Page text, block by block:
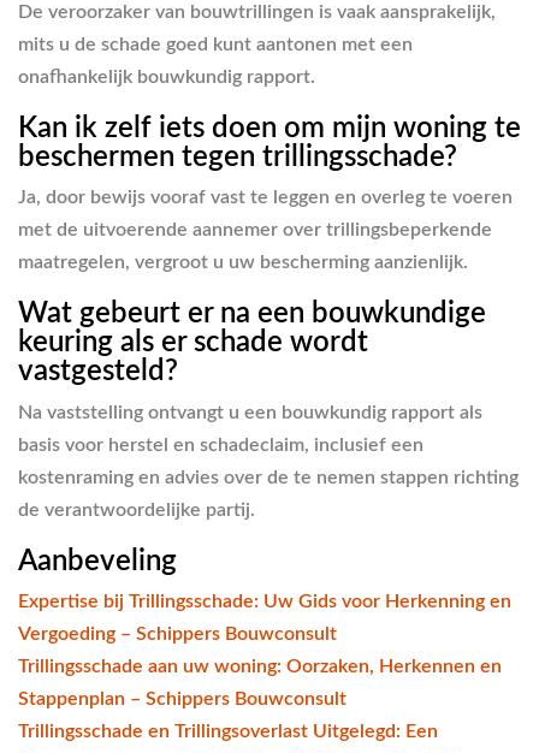
De veroorzaker van bouwtrillingen is vaak aansprakelijk,
mits u de schade goed kunt aantonen met een
onafhankelijk bouwkundig rapport.
Kan ik zelf iets doen om mijn woning te
beschermen tegen trillingsschade?
Ja, door bewijs vooraf vast te leggen en overleg te voeren
met de uitvoerende aannemer over trillingsbeperkende
maatregelen, vergroot u uw bescherming aanzienlijk.
Wat gebeurt er na een bouwkundige
keuring als er schade wordt
vastgesteld?
Na vaststelling ontvangt u een bouwkundig rapport als
basis voor herstel en schadeclaim, inclusief een
kostenraming en advies over de te nemen stappen richting
de verantwoordelijke partij.
Aanbeveling
Expertise bij Trillingsschade: Uw Gids voor Herkenning en
Vergoeding – Schippers Bouwconsult
Trillingsschade aan uw woning: Oorzaken, Herkennen en
Stappenplan – Schippers Bouwconsult
Trillingsschade en Trillingsoverlast Uitgelegd: Een